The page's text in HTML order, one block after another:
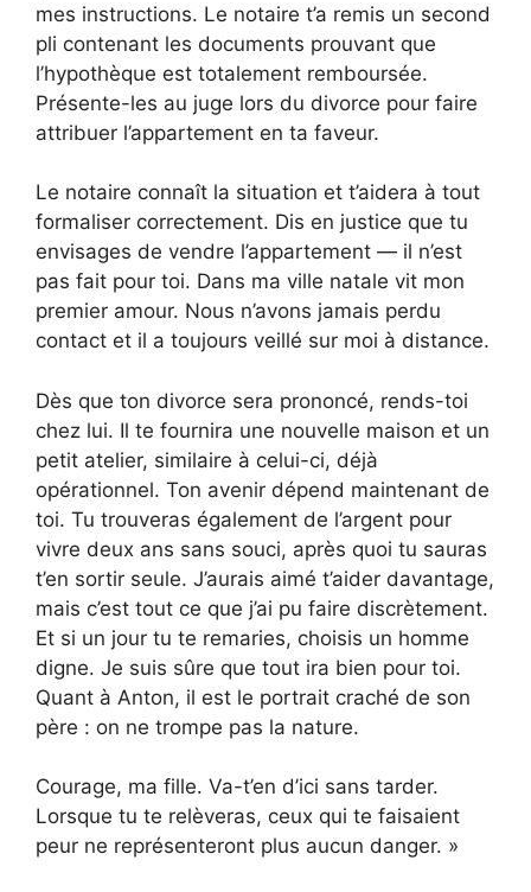
mes instructions. Le notaire t’a remis un second
pli contenant les documents prouvant que
l’hypothèque est totalement remboursée.
Présente-les au juge lors du divorce pour faire
attribuer l’appartement en ta faveur.
Le notaire connaît la situation et t’aidera à tout
formaliser correctement. Dis en justice que tu
envisages de vendre l’appartement — il n’est
pas fait pour toi. Dans ma ville natale vit mon
premier amour. Nous n’avons jamais perdu
contact et il a toujours veillé sur moi à distance.
Dès que ton divorce sera prononcé, rends-toi
chez lui. Il te fournira une nouvelle maison et un
petit atelier, similaire à celui-ci, déjà
opérationnel. Ton avenir dépend maintenant de
toi. Tu trouveras également de l’argent pour
vivre deux ans sans souci, après quoi tu sauras
t’en sortir seule. J’aurais aimé t’aider davantage,
mais c’est tout ce que j’ai pu faire discrètement.
Et si un jour tu te remaries, choisis un homme
digne. Je suis sûre que tout ira bien pour toi.
Quant à Anton, il est le portrait craché de son
père : on ne trompe pas la nature.
Courage, ma fille. Va-t’en d’ici sans tarder.
Lorsque tu te relèveras, ceux qui te faisaient
peur ne représenteront plus aucun danger. »